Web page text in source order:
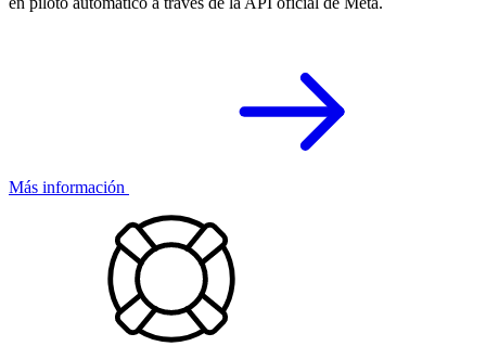
Más información